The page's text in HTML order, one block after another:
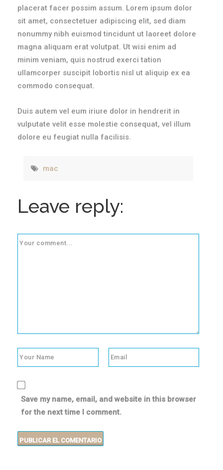
placerat facer possim assum. Lorem ipsum dolor
sit amet, consectetuer adipiscing elit, sed diam
nonummy nibh euismod tincidunt ut laoreet dolore
magna aliquam erat volutpat. Ut wisi enim ad
minim veniam, quis nostrud exerci tation
ullamcorper suscipit lobortis nisl ut aliquip ex ea
commodo consequat.
Duis autem vel eum iriure dolor in hendrerit in
vulputate velit esse molestie consequat, vel illum
dolore eu feugiat nulla facilisis.
mac
Leave reply:
Save my name, email, and website in this browser
for the next time I comment.